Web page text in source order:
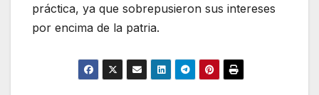
práctica, ya que sobrepusieron sus intereses
por encima de la patria.